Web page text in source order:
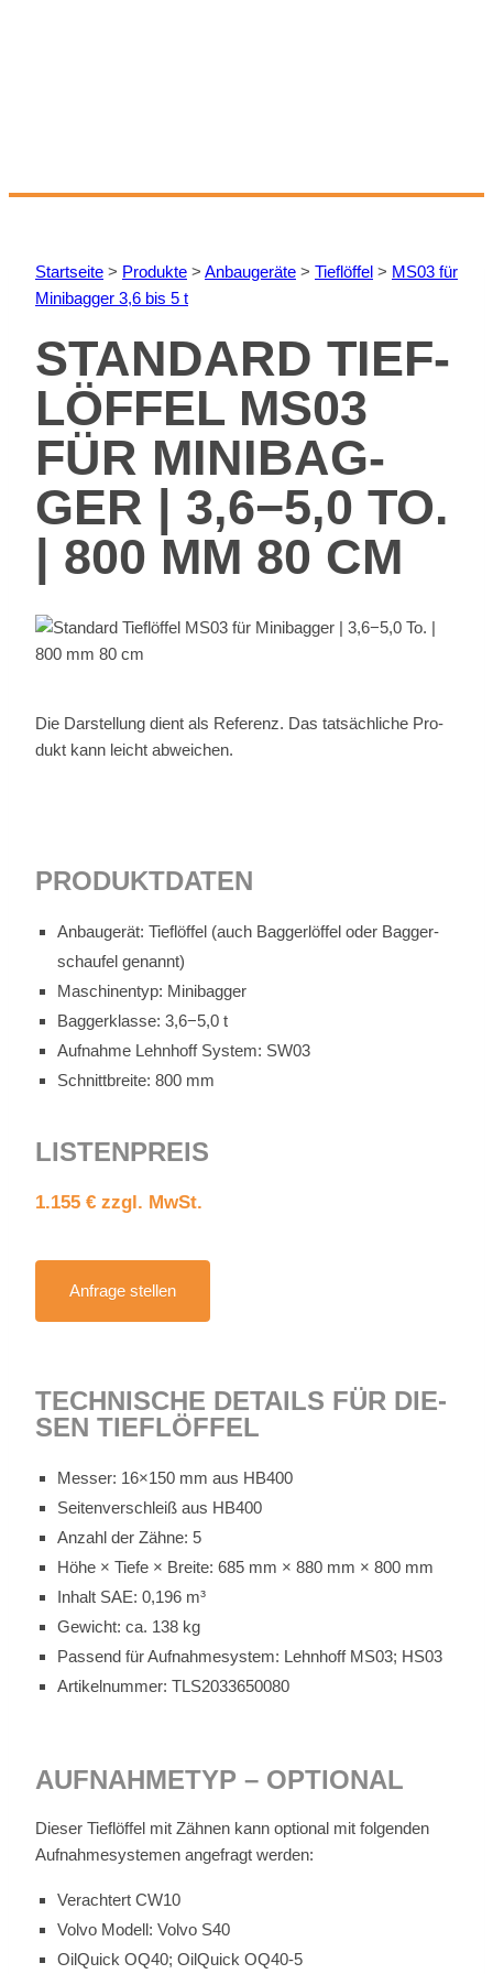
Start­sei­te > Pro­duk­te > An­bau­ge­rä­te > Tief­löf­fel > MS03 für
Mi­ni­bag­ger 3,6 bis 5 t
STAN­DARD TIEF­
LÖF­FEL MS03
FÜR MI­NI­BAG­
GER | 3,6−5,0 TO.
| 800 MM 80 CM
Die Dar­stel­lung dient als Re­fe­renz. Das tat­säch­li­che Pro­
dukt kann leicht ab­wei­chen.
PRO­DUKT­DA­TEN
An­bau­ge­rät: Tief­löf­fel (auch Bag­ger­löf­fel oder Bag­ger­
schau­fel ge­nannt)
Ma­schi­nen­typ: Mi­ni­bag­ger
Bag­ger­klas­se: 3,6−5,0 t
Auf­nah­me Lehn­hoff Sys­tem: SW03
Schnitt­brei­te: 800 mm
LIS­TEN­PREIS
1.155 € zzgl. MwSt.
An­fra­ge stel­len
TECH­NI­SCHE DE­TAILS FÜR DIE­
SEN TIEF­LÖF­FEL
Mes­ser: 16×150 mm aus HB400
Sei­ten­ver­schleiß aus HB400
An­zahl der Zäh­ne: 5
Höhe × Tie­fe × Brei­te: 685 mm × 880 mm × 800 mm
In­halt SAE: 0,196 m³
Ge­wicht: ca. 138 kg
Pas­send für Auf­nah­me­sys­tem: Lehn­hoff MS03; HS03
Ar­ti­kel­num­mer: TLS2033650080
AUF­NAH­ME­TYP – OP­TIO­NAL
Die­ser Tief­löf­fel mit Zäh­nen kann op­tio­nal mit fol­gen­den
Auf­nah­me­sys­te­men an­ge­fragt wer­den:
Ver­ach­tert CW10
Vol­vo Mo­dell: Vol­vo S40
Oil­Quick OQ40; Oil­Quick OQ40‑5